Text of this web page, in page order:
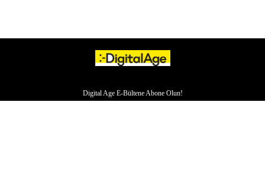
Digital Age E-Bültene Abone Olun!